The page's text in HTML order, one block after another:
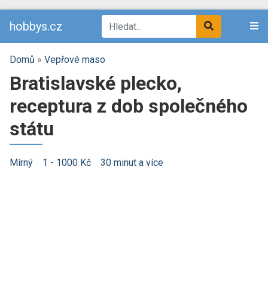
hobbys.cz
Domů » Vepřové maso
Bratislavské plecko,
receptura z dob společného
státu
Mírný 1 - 1000 Kč 30 minut a více